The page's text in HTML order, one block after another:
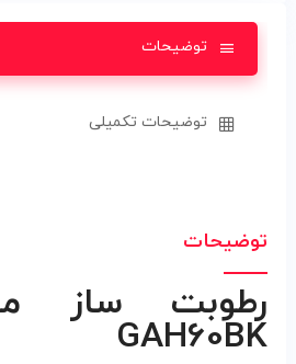
توضیحات
توضیحات تکمیلی
توضیحات
رطوبت ساز
GAH60BK